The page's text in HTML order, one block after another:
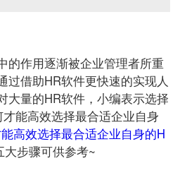
的作用逐渐被企业管理者所重
过借助HR软件更快速的实现人
大量的HR软件，小编表示选择
能高效选择最合适企业自身
高效选择最合适企业自身的H